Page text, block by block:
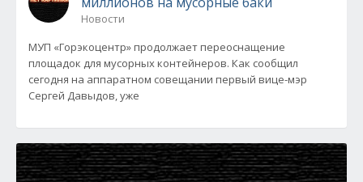
Новости
МУП «Горэкоцентр» продолжает переоснащение
площадок для мусорных контейнеров. Как сообщил
сегодня на аппаратном совещании первый вице-мэр
Сергей Давыдов, уже